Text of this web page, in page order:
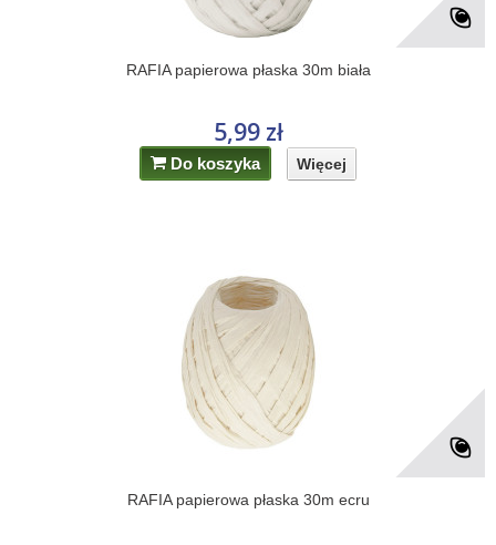
RAFIA papierowa płaska 30m biała
5,99 zł
Do koszyka Więcej
RAFIA papierowa płaska 30m ecru